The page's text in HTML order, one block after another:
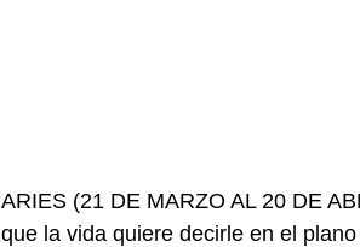
ARIES (21 DE MARZO AL 20 DE
que la vida quiere decirle en el